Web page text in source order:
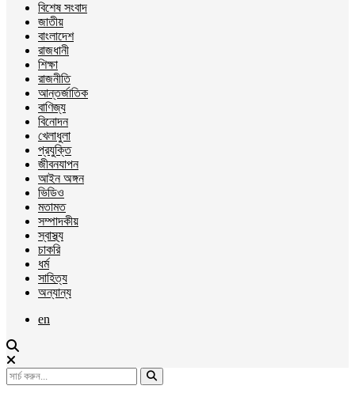
বিশেষ সংবাদ
জাতীয়
বাংলাদেশ
রাজধানী
শিক্ষা
রাজনীতি
আন্তর্জাতিক
বাণিজ্য
বিনোদন
খেলাধুলা
প্রযুক্তি
জীবনযাপন
আইন অঙ্গন
ভিডিও
মতামত
সম্পাদকীয়
স্বাস্থ্য
চাকরি
ধর্ম
সাহিত্য
অন্যান্য
en